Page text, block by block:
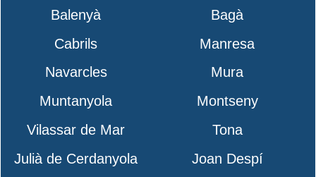
Balenyà
Bagà
Cabrils
Manresa
Navarcles
Mura
Muntanyola
Montseny
Vilassar de Mar
Tona
Julià de Cerdanyola
Joan Despí